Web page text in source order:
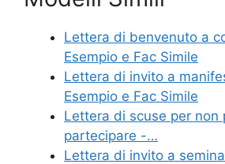
e
b
o
o
k
er e
st
l
di
vi
di
Lettera di benvenuto a
Esempio e Fac Simile
Lettera di invito a
Esempio e Fac Simile
Lettera di scuse per non
partecipare -…
Lettera di invito a